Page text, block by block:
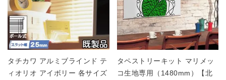
タチカワ アルミブラインド テ
ィオリオ アイボリー 各サイズ
タペストリーキット マリメッ
コ生地専用（1480mm）【北